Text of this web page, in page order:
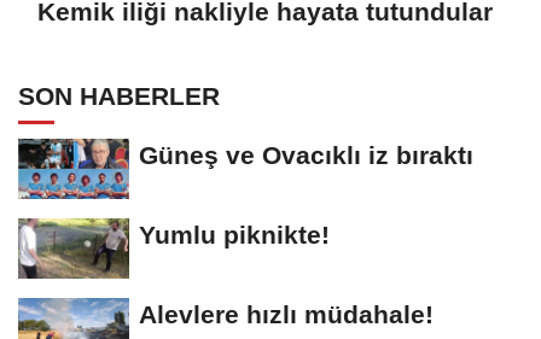
Kemik iliği nakliyle hayata tutundular
SON HABERLER
Güneş ve Ovacıklı iz bıraktı
Yumlu piknikte!
Alevlere hızlı müdahale!